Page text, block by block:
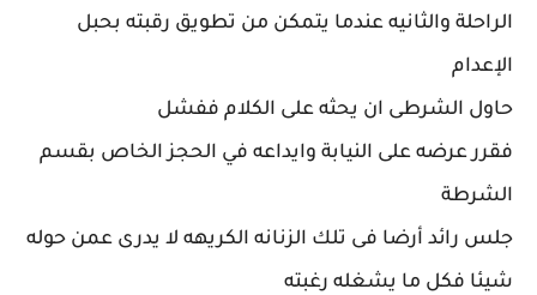
الراحلة والثانيه عندما يتمكن من تطويق رقبته بحبل
الإعدام
حاول الشرطى ان يحثه على الكلام ففشل
فقرر عرضه على النيابة وايداعه في الحجز الخاص بقسم
الشرطة
جلس رائد أرضا فى تلك الزنانه الكريهه لا يدرى عمن حوله
شيئا فكل ما يشغله رغبته